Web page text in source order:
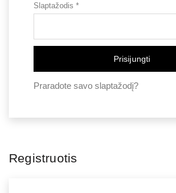
Slaptažodis *Privalomas
Prisijungti
Praradote savo slaptažodį?
Registruotis